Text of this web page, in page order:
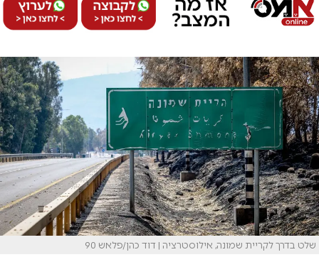
שלט בדרך לקריית שמונה, אילוסטרציה | דוד כהן/פלאש 90